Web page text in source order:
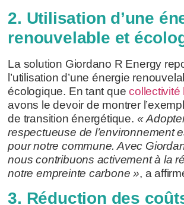
2. Utilisation d’une
renouvelable et
La solution Giordano R Energy
l’utilisation d’une énergie
écologique. En tant quecollectivité
avons le devoir de montrer
de transition énergétique. «
respectueuse de l’environnement
pour notre commune. Avec
nous contribuons activement à la
notre empreinte carbone », a
3. Réduction des